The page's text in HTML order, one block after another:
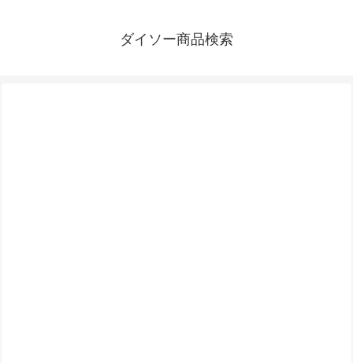
ダイソー商品検索